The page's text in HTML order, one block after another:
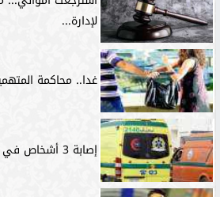
لإدارة...
غدا.. محاكمة
إصابة 3 أشخاص في تصادم سيارتين بقنا (أسماء)